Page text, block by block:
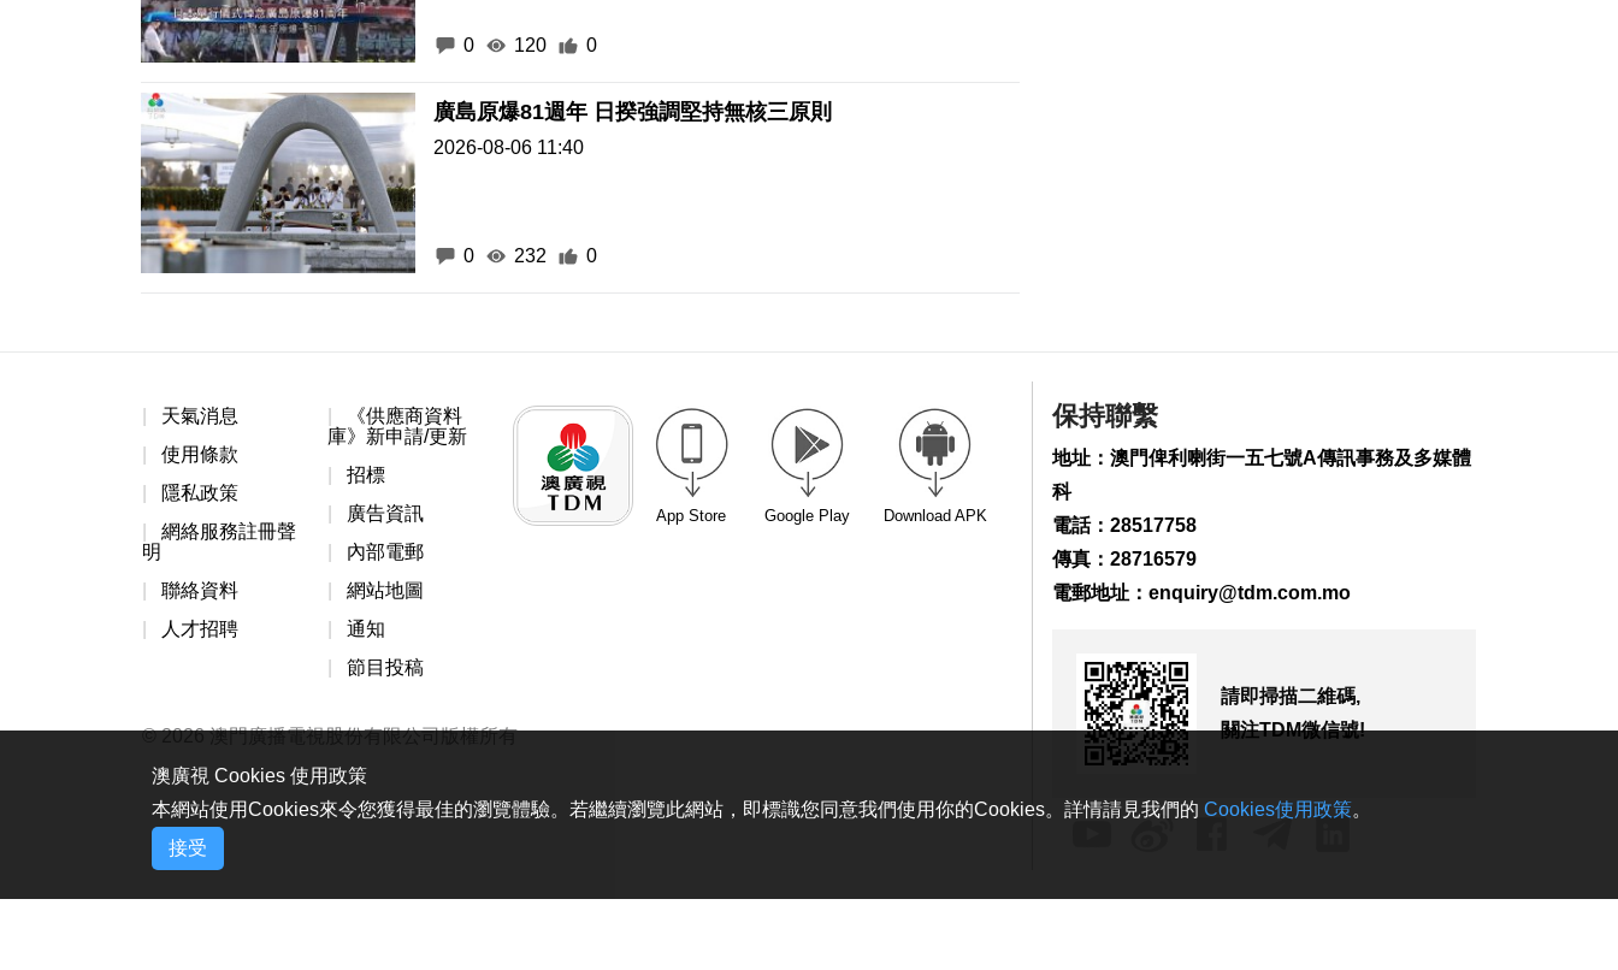
0 120 0
廣島原爆81週年 日揆強調堅持無核三原則
2026-08-06 11:40
0 232 0
154
0
沙特稱胡塞武裝也門
105
0
天氣消息
使用條款
隱私政策
網絡服務註冊聲
明
聯絡資料
人才招聘
《供應商資料
庫》新申請/更新
招標
廣告資訊
內部電郵
網站地圖
通知
節目投稿
App Store Google Play Download APK
© 2026 澳門廣播電視股份有限公司版權所有
保持聯繫
地址：澳門俾利喇街一五七號A傳訊事務及多媒體
科
電話：28517758
傳真：28716579
電郵地址： enquiry@tdm.com.mo
請即掃描二維碼,
關注TDM微信號!
澳廣視 Cookies 使用政策
本網站使用Cookies來令您獲得最佳的瀏覽體驗。若繼續瀏覽此網站，即標識您同意我們使用你的Cookies。詳情請見我們的 Cookies使用政策。
接受